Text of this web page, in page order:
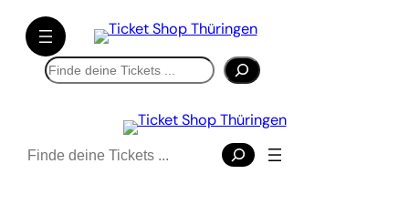
Direkt
zum
Inhalt
wechseln
Suchen
Suchen